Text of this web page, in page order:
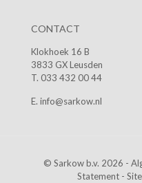
CONTACT
Klokhoek 16 B
3833 GX Leusden
T. 033 432 00 44
E. info@sarkow.nl
© Sarkow b.v. 2026 -
Statement -